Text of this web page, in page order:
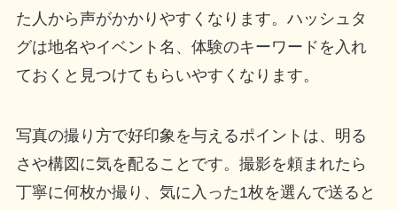
た人から声がかかりやすくなります。ハッシュタ
グは地名やイベント名、体験のキーワードを入れ
ておくと見つけてもらいやすくなります。
写真の撮り方で好印象を与えるポイントは、明る
さや構図に気を配ることです。撮影を頼まれたら
丁寧に何枚か撮り、気に入った1枚を選んで送ると